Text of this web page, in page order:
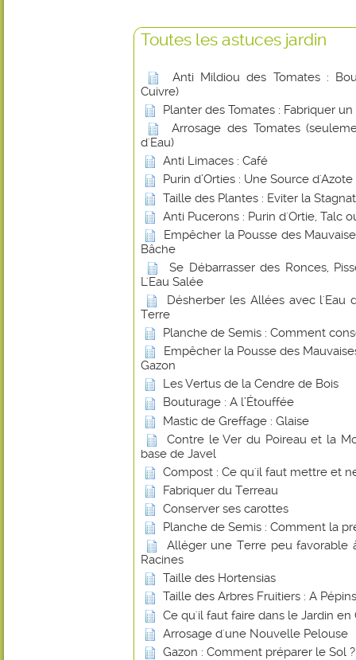
Toutes les astuces jardin
Anti Mildiou des Tomates :
Cuivre)
Planter des Tomates : Fabriquer
Arrosage des Tomates
d'Eau)
Anti Limaces : Café
Purin d’Orties : Une Source
Taille des Plantes : Eviter la
Anti Pucerons : Purin d'Ortie, Talc
Empêcher la Pousse des
Bâche
Se Débarrasser des Ronces,
L'Eau Salée
Désherber les Allées avec l'Eau
Terre
Planche de Semis : Comment
Empêcher la Pousse des
Gazon
Les Vertus de la Cendre de Bois
Bouturage : A l’Étouffée
Mastic de Greffage : Glaise
Contre le Ver du Poireau et la
base de Javel
Compost : Ce qu'il faut mettre et
Fabriquer du Terreau
Conserver ses carottes
Planche de Semis : Comment la
Alléger une Terre peu favorable
Racines
Taille des Hortensias
Taille des Arbres Fruitiers : A
Ce qu'il faut faire dans le Jardin en
Arrosage d'une Nouvelle Pelouse
Gazon : Comment préparer le Sol ?